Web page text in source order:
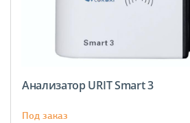
Анализатор URIT Smart 3
Под заказ